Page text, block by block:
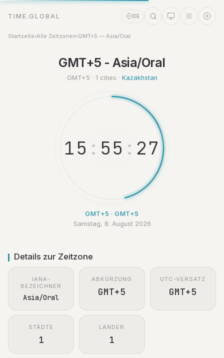
TIME.GLOBAL DE
Startseite›Alle Zeitzonen›GMT+5 — Asia/Oral
GMT+5 - Asia/Oral
GMT+5 · 1 cities · Kazakhstan
15 : 55 : 27
GMT+5 · GMT+5
Samstag, 8. August 2026
Details zur Zeitzone
IANA-
BEZEICHNER
Asia/Oral
ABKÜRZUNG
GMT+5
UTC-VERSATZ
GMT+5
STÄDTE
1
LÄNDER
1